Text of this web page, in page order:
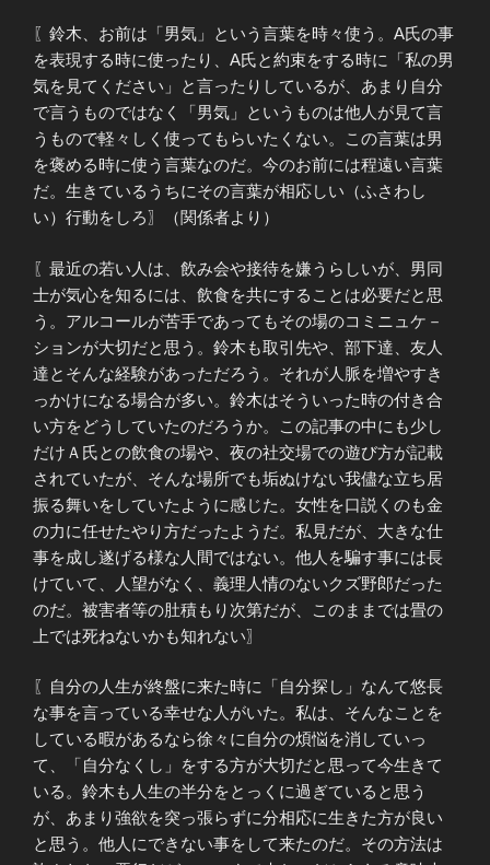
〖鈴木、お前は「男気」という言葉を時々使う。A氏の事
を表現する時に使ったり、A氏と約束をする時に「私の男
気を見てください」と言ったりしているが、あまり自分
で言うものではなく「男気」というものは他人が見て言
うもので軽々しく使ってもらいたくない。この言葉は男
を褒める時に使う言葉なのだ。今のお前には程遠い言葉
だ。生きているうちにその言葉が相応しい（ふさわし
い）行動をしろ〗（関係者より）
〖最近の若い人は、飲み会や接待を嫌うらしいが、男同
士が気心を知るには、飲食を共にすることは必要だと思
う。アルコールが苦手であってもその場のコミニュケ－
ションが大切だと思う。鈴木も取引先や、部下達、友人
達とそんな経験があっただろう。それが人脈を増やすき
っかけになる場合が多い。鈴木はそういった時の付き合
い方をどうしていたのだろうか。この記事の中にも少し
だけＡ氏との飲食の場や、夜の社交場での遊び方が記載
されていたが、そんな場所でも垢ぬけない我儘な立ち居
振る舞いをしていたように感じた。女性を口説くのも金
の力に任せたやり方だったようだ。私見だが、大きな仕
事を成し遂げる様な人間ではない。他人を騙す事には長
けていて、人望がなく、義理人情のないクズ野郎だった
のだ。被害者等の肚積もり次第だが、このままでは畳の
上では死ねないかも知れない〗
〖自分の人生が終盤に来た時に「自分探し」なんて悠長
な事を言っている幸せな人がいた。私は、そんなことを
している暇があるなら徐々に自分の煩悩を消していっ
て、「自分なくし」をする方が大切だと思って今生きて
いる。鈴木も人生の半分をとっくに過ぎていると思う
が、あまり強欲を突っ張らずに分相応に生きた方が良い
と思う。他人にできない事をして来たのだ。その方法は